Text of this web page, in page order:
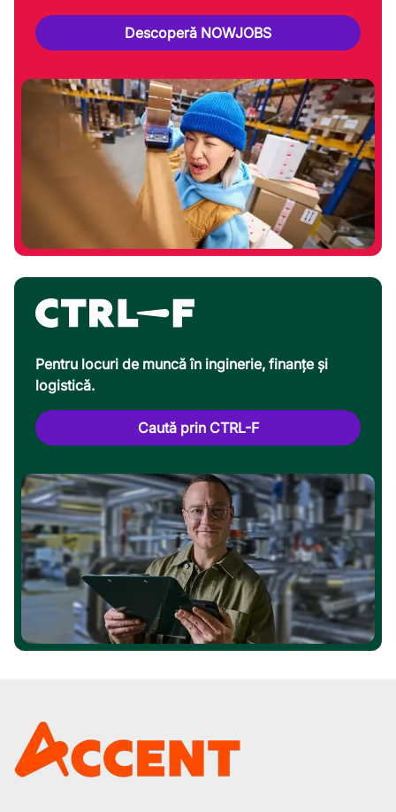
Descoperă NOWJOBS
Pentru locuri de muncă în inginerie, finanțe și
logistică.
Caută prin CTRL-F